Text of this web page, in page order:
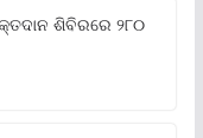
ଶିବିରରେ ୨୮୦